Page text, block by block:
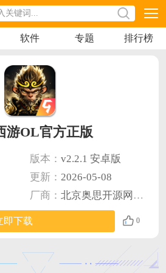
软件 专题 排行榜
游OL官方正版
版本： v2.2.1 安卓版
更新： 2026-05-08
厂商： 北京奥思开源网络软件开发有限公司
即下载 0